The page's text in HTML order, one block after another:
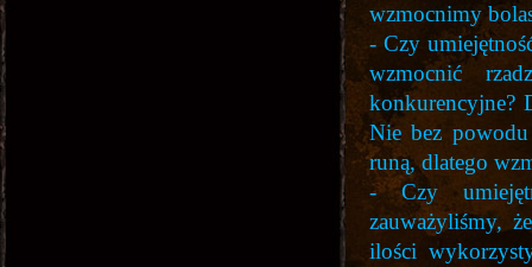
wzmocnimy
- Czy
wzmocnić
konkurencyjne?
Nie bez
runą, dlatego
- Czy
zauważyliśmy,
ilości